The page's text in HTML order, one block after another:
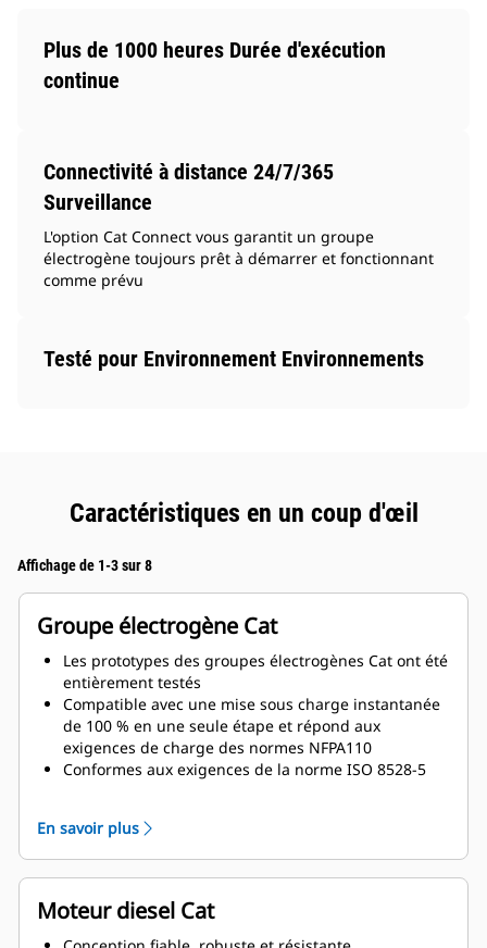
Plus de 1000 heures Durée d'exécution
continue
Connectivité à distance 24/7/365
Surveillance
L'option Cat Connect vous garantit un groupe
électrogène toujours prêt à démarrer et fonctionnant
comme prévu
Testé pour Environnement Environnements
Caractéristiques en un coup d'œil
Affichage de 1-3 sur 8
Groupe électrogène Cat
Les prototypes des groupes électrogènes Cat ont été
entièrement testés
Compatible avec une mise sous charge instantanée
de 100 % en une seule étape et répond aux
exigences de charge des normes NFPA110
Conformes aux exigences de la norme ISO 8528-5
En savoir plus
Moteur diesel Cat